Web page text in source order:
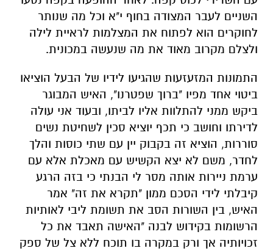
השניים לעבר המצודה בחוף י"א וכל מה שנותר
לחוקרים הוא לפתוח את המצלמות לראיית לילה
ולצלם מקרוב מאוד את מה שנעשה במכונית.
התמונות המזעזעות שהגיעו לידיו של הבעל הוציאו
ביטוי אחד מפיו "ברוך שפטרנו", האיש המבוגר
ביקש ממני להתלוות אליו לביתו, ובעוד אני עולה
לדירתו וחושב כי תכף יוציא סכין לשחיטת נשים
סוררות, הוציא זה בקבוק יין עם שתי כוסות והלך
לחדר, משם לא יצא הקשיש עם מאכלת אלא עם
ערמת ניירות אותה מסר לי הבנתי כי בזה הרגע
קיבלתי לידי הסכם ממון "תקרא את זה" אמר
האיש, בין השורות הסב את תשומת ליבי לאותיות
הרשומות בקידוש לבנה "האישה תאבד את כל
זכויותיה אך ורק במקרה בו תוכח ללא צל של ספק